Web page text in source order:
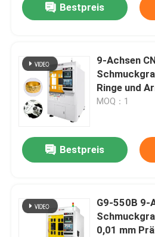
Produkte
Bestpreis
9-Achsen
Ringe und
MOQ：1
Bestpreis
G9-550B 9-
0,01 mm